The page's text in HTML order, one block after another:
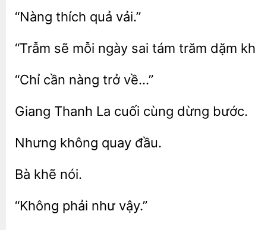
vải.”
“Trẫm sẽ mỗi ngày sai trăm
nàng về…”
Giang La cuối cùng
đầu.
“Không